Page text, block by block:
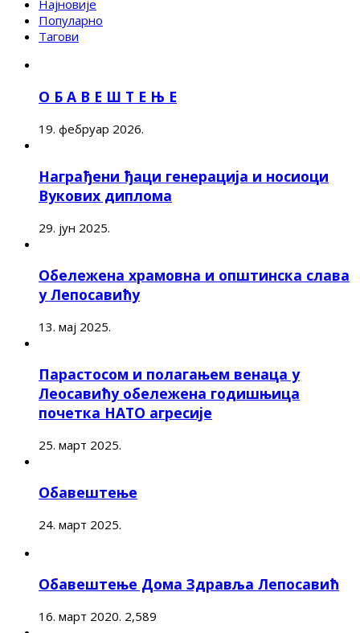
Најновије
Популарно
Тагови
О Б А В Е Ш Т Е Њ Е
19. фебруар 2026.
Награђени ђаци генерација и носиоци
Вукових диплома
29. јун 2025.
Обележена храмовна и општинска слава
у Лепосавићу
13. мај 2025.
Парастосом и полагањем венаца у
Леосавићу обележена годишњица
почетка НАТО агресије
25. март 2025.
Обавештење
24. март 2025.
Обавештење Дома Здравља Лепосавић
16. март 2020. 2,589